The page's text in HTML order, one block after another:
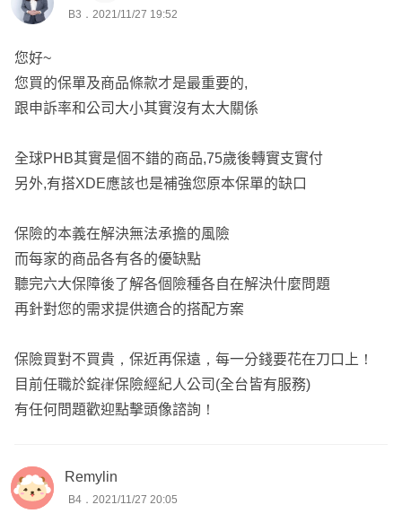
B3．2021/11/27 19:52
您好~
您買的保單及商品條款才是最重要的,
跟申訴率和公司大小其實沒有太大關係
全球PHB其實是個不錯的商品,75歲後轉實支實付
另外,有搭XDE應該也是補強您原本保單的缺口
保險的本義在解決無法承擔的風險
​​​​​​​而每家的商品各有各的優缺點
聽完六大保障後了解各個險種各自在解決什麼問題
再針對您的需求提供適合的搭配方案
保險買對不買貴，保近再保遠，每一分錢要花在刀口上！
目前任職於錠嵂保險經紀人公司(全台皆有服務)
有任何問題歡迎點擊頭像諮詢！
Remylin
B4．2021/11/27 20:05